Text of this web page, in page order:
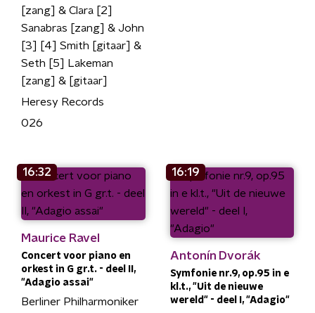
[zang] & Clara [2]
Sanabras [zang] & John
[3] [4] Smith [gitaar] &
Seth [5] Lakeman
[zang] & [gitaar]
Heresy Records
026
16:32
Maurice Ravel
Concert voor piano en
orkest in G gr.t. - deel II,
"Adagio assai"
Berliner Philharmoniker
16:19
Antonín Dvorák
Symfonie nr.9, op.95 in e
kl.t., "Uit de nieuwe
wereld" - deel I, "Adagio"